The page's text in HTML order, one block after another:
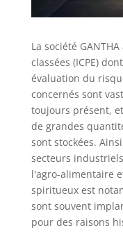
La société
classées (ICPE)
évaluation du
concernés sont
toujours présent,
de grandes
sont stockées.
secteurs
l'agro-alimentaire
spiritueux est
sont souvent
pour des raisons